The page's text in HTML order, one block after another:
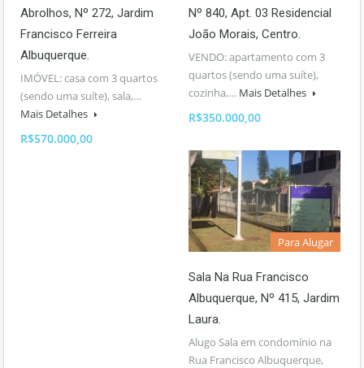
Abrolhos, Nº 272, Jardim
Francisco Ferreira
Albuquerque.
IMÓVEL: casa com 3 quartos
(sendo uma suíte), sala,…
Mais Detalhes
R$570.000,00
Nº 840, Apt. 03 Residencial
João Morais, Centro.
VENDO: apartamento com 3
quartos (sendo uma suíte),
cozinha,… Mais Detalhes
R$350.000,00
Para Alugar
Sala Na Rua Francisco
Albuquerque, Nº 415, Jardim
Laura.
Alugo Sala em condomínio na
Rua Francisco Albuquerque,